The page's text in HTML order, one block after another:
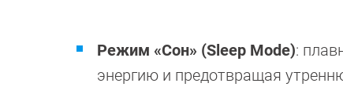
Режим «Сон» (Sleep Mode):
энергию и предотвращая